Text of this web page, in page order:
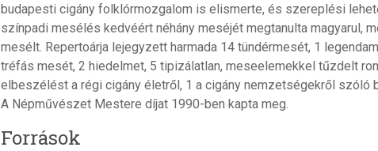
budapesti cigány folklórmozgalom is elismerte, és szereplési
színpadi mesélés kedvéért néhány meséjét megtanulta magyarul,
mesélt. Repertoárja lejegyzett harmada 14 tündérmesét, 1
tréfás mesét, 2 hiedelmet, 5 tipizálatlan, meseelemekkel tűzdelt
elbeszélést a régi cigány életről, 1 a cigány nemzetségekről szóló
A Népművészet Mestere díjat 1990-ben kapta meg.
Források